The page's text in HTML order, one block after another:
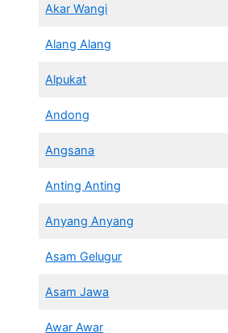
Akar Wangi
Alang Alang
Alpukat
Andong
Angsana
Anting Anting
Anyang Anyang
Asam Gelugur
Asam Jawa
Awar Awar